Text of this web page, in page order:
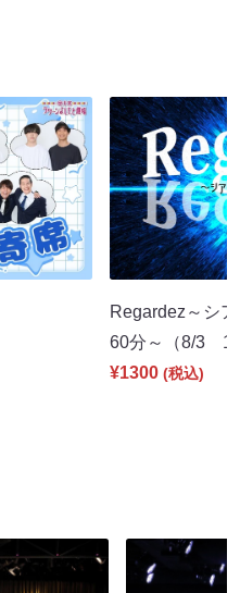
Regardez～シ
60分～（8/3
¥1300 (税込)